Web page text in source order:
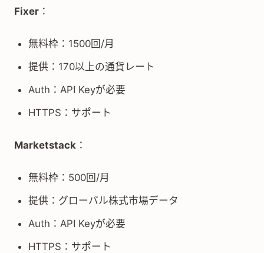
Fixer ：
無料枠：1500回/月
提供：170以上の通貨レート
Auth：API Keyが必要
HTTPS：サポート
Marketstack ：
無料枠：500回/月
提供：グローバル株式市場データ
Auth：API Keyが必要
HTTPS：サポート